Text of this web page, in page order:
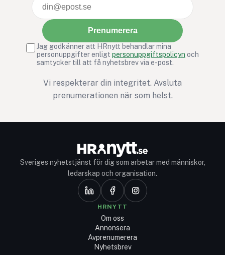
Prenumerera
Jag godkänner att HRnytt behandlar mina
personuppgifter enligt personuppgiftspolicyn och
samtycker till att få nyhetsbrev via e-post.
Vi respekterar din integritet. Avsluta
prenumerationen när som helst.
Sveriges nyhetstjänst för dig som arbetar med människor,
ledarskap och organisation.
HRNYTT
Om oss
Annonsera
Avprenumerera
Nyhetsbrev